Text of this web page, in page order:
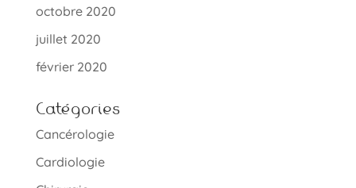
octobre 2020
juillet 2020
février 2020
Catégories
Cancérologie
Cardiologie